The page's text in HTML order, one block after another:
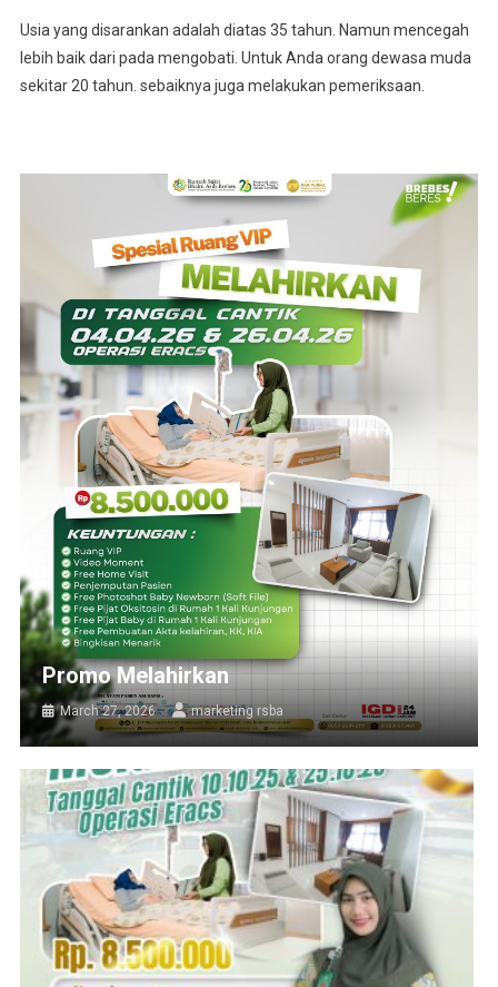
Usia yang disarankan adalah diatas 35 tahun. Namun mencegah
lebih baik dari pada mengobati. Untuk Anda orang dewasa muda
sekitar 20 tahun. sebaiknya juga melakukan pemeriksaan.
Promo Melahirkan
March 27, 2026 marketing rsba